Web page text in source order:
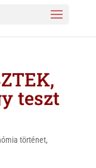
teszt
történet,